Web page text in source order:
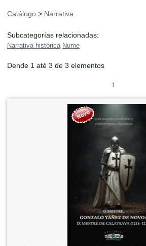
Catálogo > Narrativa
Subcategorías relacionadas:
Narrativa histórica Nume
Dende 1 até 3 de 3 elementos
1